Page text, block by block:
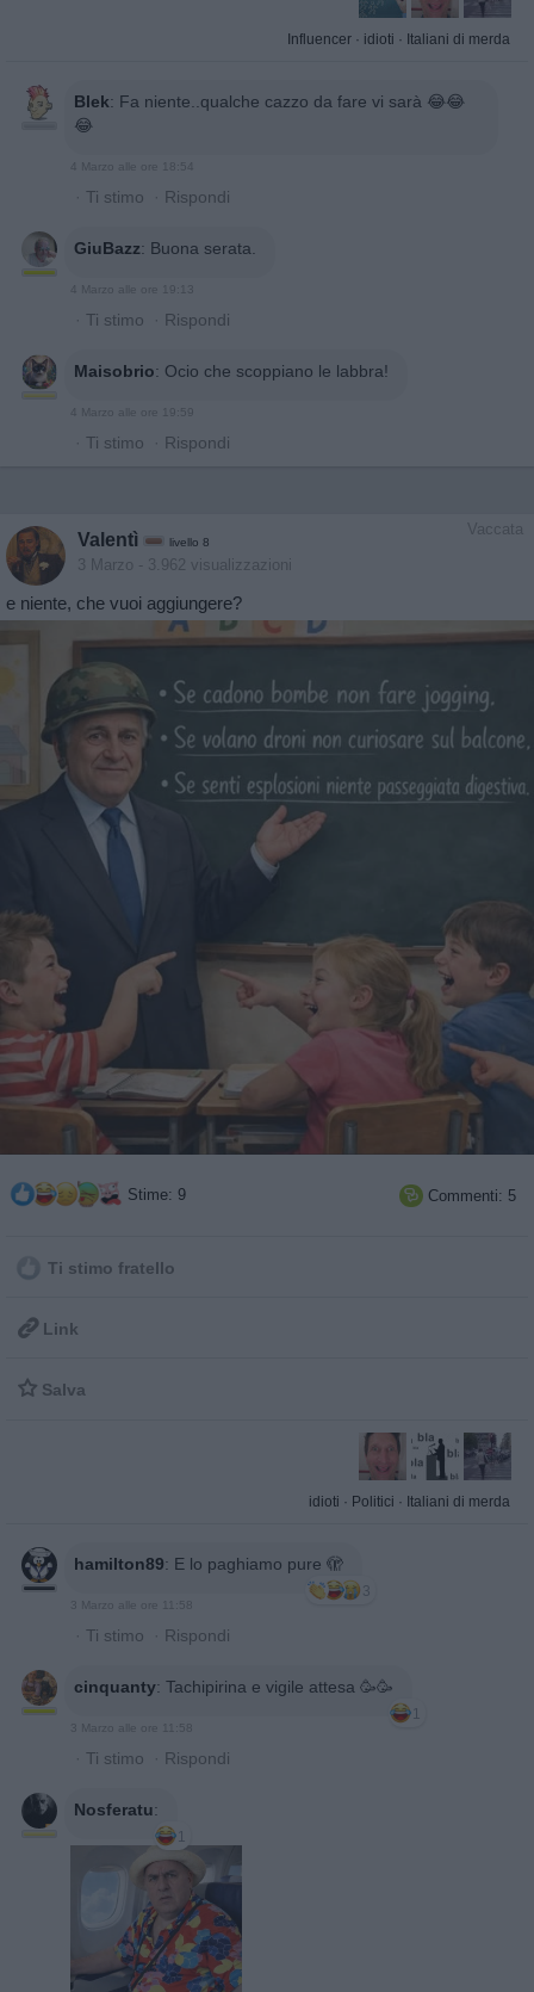
Influencer · idioti · Italiani di merda
Blek: Fa niente..qualche cazzo da fare vi sarà 😂😂
😂
4 Marzo alle ore 18:54
· Ti stimo · Rispondi
GiuBazz: Buona serata.
4 Marzo alle ore 19:13
· Ti stimo · Rispondi
Maisobrio: Ocio che scoppiano le labbra!
4 Marzo alle ore 19:59
· Ti stimo · Rispondi
Vaccata
Valentì livello 8
3 Marzo - 3.962 visualizzazioni
e niente, che vuoi aggiungere?
Stime: 9  Commenti: 5
Ti stimo fratello
 Link
 Salva
idioti · Politici · Italiani di merda
hamilton89: E lo paghiamo pure 🫣
3
3 Marzo alle ore 11:58
· Ti stimo · Rispondi
cinquanty: Tachipirina e vigile attesa 🥳🥳
1
3 Marzo alle ore 11:58
· Ti stimo · Rispondi
Nosferatu:
1